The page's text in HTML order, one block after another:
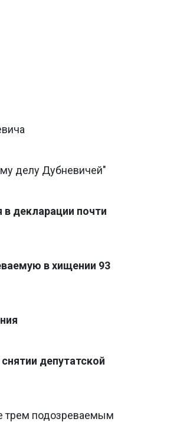
делу Дубневичей"
декларации почти
в хищении 93
депутатской
трем подозреваемым